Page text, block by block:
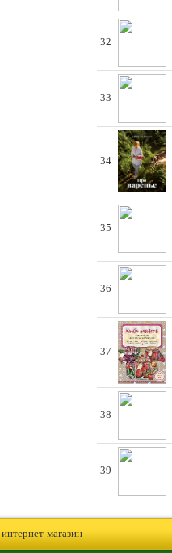
32
33
34
35
36
37
38
39
интернет-магазин